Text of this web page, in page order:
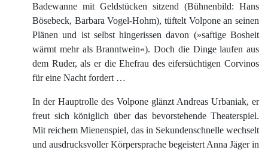
Badewanne mit Geldstücken sitzend (Bühnenbild: Hans
Bösebeck, Barbara Vogel-Hohm), tüftelt Volpone an seinen
Plänen und ist selbst hingerissen davon (»saftige Bosheit
wärmt mehr als Branntwein«). Doch die Dinge laufen aus
dem Ruder, als er die Ehefrau des eifersüchtigen Corvinos
für eine Nacht fordert …
In der Hauptrolle des Volpone glänzt Andreas Urbaniak, er
freut sich königlich über das bevorstehende Theaterspiel.
Mit reichem Mienenspiel, das in Sekundenschnelle wechselt
und ausdrucksvoller Körpersprache begeistert Anna Jäger in